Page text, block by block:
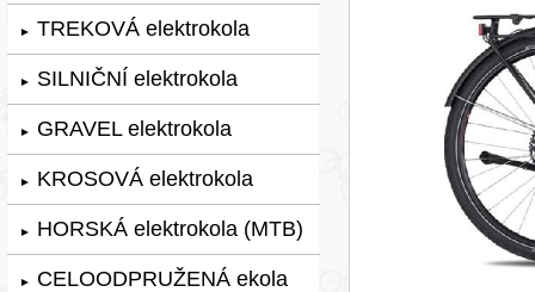
► TREKOVÁ elektrokola
► SILNIČNÍ elektrokola
► GRAVEL elektrokola
► KROSOVÁ elektrokola
► HORSKÁ elektrokola (MTB)
► CELOODPRUŽENÁ ekola